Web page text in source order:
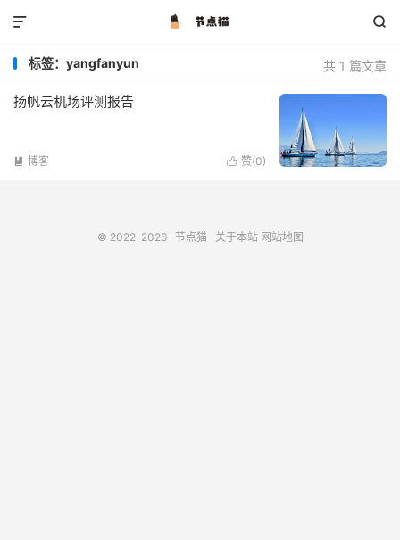


共 1 篇文章
标签：yangfanyun
扬帆云机场评测报告
 赞(0)
 博客
© 2022-2026 节点猫 关于本站 网站地图